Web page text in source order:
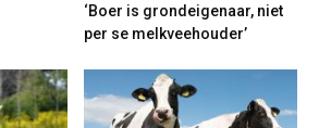
‘Boer is grondeigenaar, niet
per se melkveehouder’